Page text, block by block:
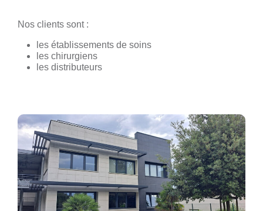
Nos clients sont :
les établissements de soins
les chirurgiens
les distributeurs